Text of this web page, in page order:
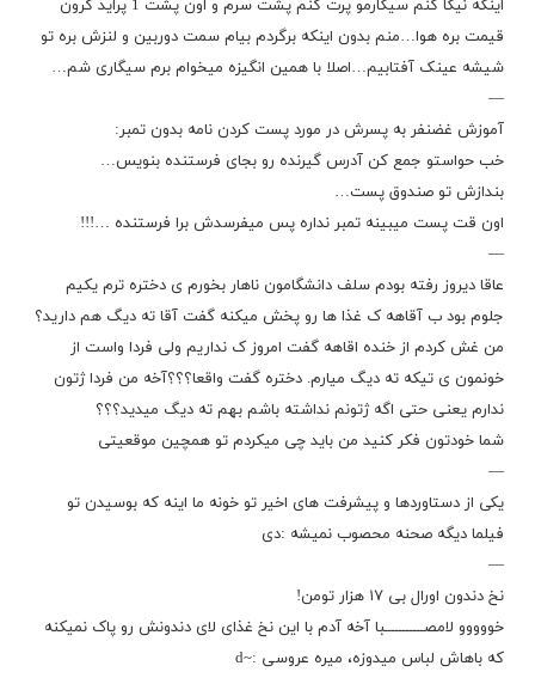
اینکه نیگا کنم سیگارمو پرت کنم پشت سرم و اون پشت 1 پراید گرون
قیمت بره هوا…منم بدون اینکه برگردم بیام سمت دوربین و لنزش بره تو
شیشه عینک آفتابیم…اصلا با همین انگیزه میخوام برم سیگاری شم…
—
آموزش غضنفر به پسرش در مورد پست کردن نامه بدون تمبر:
خب حواستو جمع کن آدرس گیرنده رو بجای فرستنده بنویس…
بندازش تو صندوق پست…
اون قت پست میبینه تمبر نداره پس میفرسدش برا فرستنده …!!!
—
عاقا دیروز رفته بودم سلف دانشگامون ناهار بخورم ی دختره ترم یکیم
جلوم بود ب آقاهه ک غذا ها رو پخش میکنه گفت آقا ته دیگ هم دارید؟
من غش کردم از خنده اقاهه گفت امروز ک نداریم ولی فردا واست از
خونمون ی تیکه ته دیگ میارم. دختره گفت واقعا؟؟؟آخه من فردا ژتون
ندارم یعنی حتی اگه ژتونم نداشته باشم بهم ته دیگ میدید؟؟؟
شما خودتون فکر کنید من باید چی میکردم تو همچین موقعیتی
—
یکی از دستاوردها و پیشرفت های اخیر تو خونه ما اینه که بوسیدن تو
فیلما دیگه صحنه محصوب نمیشه :دی
—
نخ دندون اورال بی ۱۷ هزار تومن!
خووووو لامصـــــــــــبا آخه آدم با این نخ غذای لای دندونش رو پاک نمیکنه
که باهاش لباس میدوزه،‌ میره عروسی :~d